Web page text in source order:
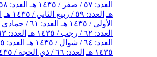
العدد: ٥٧ / صفر / ١٤٣٥ هـ
هـ العدد: ٥٩ / ربيع الثاني / ١٤٣٥ هـ
الأولى / ١٤٣٥ هـ
العدد: ٦١ / جمادى الثانية / ١٤٣٥ هـ
العدد: ٦٢ / رجب / ١٤٣٥ هـ
العدد: ٦٣ / شعبان / ١٤٣٥ هـ
العدد: ٦٤ / شوال / ١٤٣٥ هـ
١٤٣٥ هـ
العدد: ٦٦ / ذي الحجة / ١٤٣٥ هـ